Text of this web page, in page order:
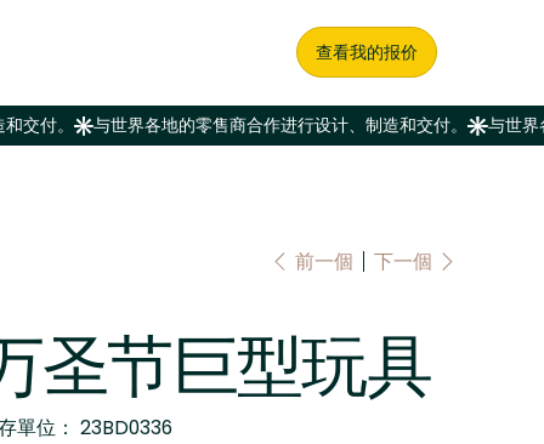
查看我的报价
前一個 下一個
圣节巨型玩具
單位：
SKU
23BD0336
23BD0336